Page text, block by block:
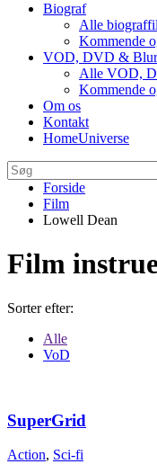
Biograf
Alle
Kommende
VOD, DVD &
Alle VOD,
Kommende
Om os
Kontakt
HomeUniverse
Forside
Film
Lowell Dean
Film
Sorter efter:
Alle
VoD
SuperGrid
Action, Sci-fi